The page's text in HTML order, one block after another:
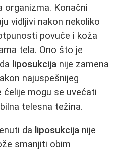
organizma. Konačni
vidljivi nakon nekoliko
povuče i koža
tela. Ono što je
liposukcija nije zamena
najuspešnijeg
mogu se uvećati
telesna težina.
da liposukcija nije
smanjiti obim